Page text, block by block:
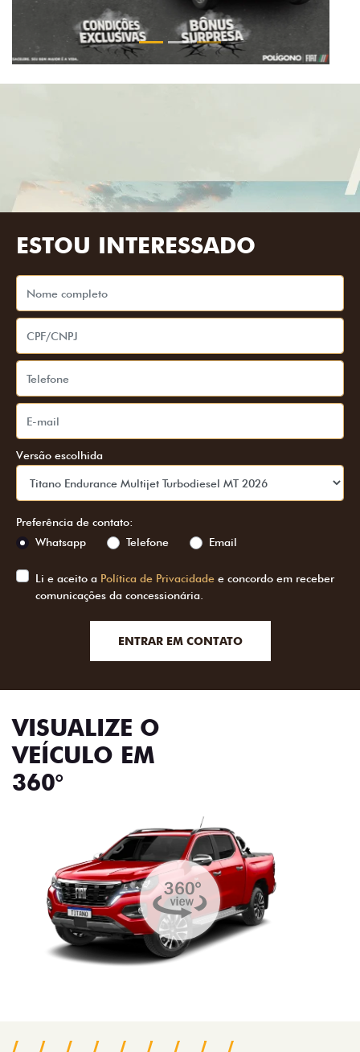
ESTOU INTERESSADO
Versão escolhida
Preferência de contato:
Whatsapp
Telefone Email
Li e aceito a Política de Privacidade e concordo em receber
comunicações da concessionária.
ENTRAR EM CONTATO
VISUALIZE O
VEÍCULO EM
360°